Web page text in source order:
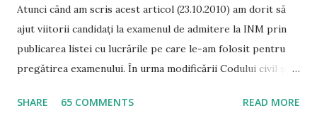
Atunci când am scris acest articol (23.10.2010) am dorit să
ajut viitorii candidați la examenul de admitere la INM prin
publicarea listei cu lucrările pe care le-am folosit pentru
pregătirea examenului. În urma modificării Codului civil și a
noului Cod Penal și de Procedură Penală, tot mai multe
SHARE 65 COMMENTS READ MORE